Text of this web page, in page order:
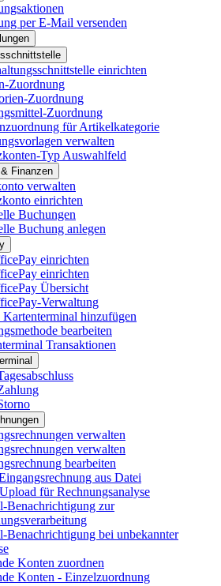
per E-Mail versenden
einrichten
Zuordnung
Zuordnung
Zuordnung
für Artikelkategorie
verwalten
Typ Auswahlfeld
Finanzen
verwalten
einrichten
Buchungen
Buchung anlegen
einrichten
einrichten
Übersicht
Verwaltung
Kartenterminal hinzufügen
bearbeiten
Transaktionen
verwalten
verwalten
bearbeiten
aus Datei
für Rechnungsanalyse
Benachrichtigung zur
Benachrichtigung bei unbekannter
Konten zuordnen
Konten - Einzelzuordnung